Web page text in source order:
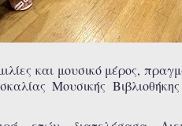
και μουσικό μέρος,
Μουσικής